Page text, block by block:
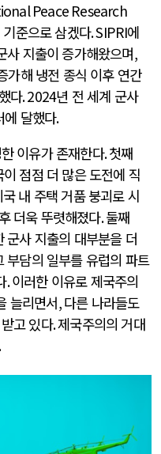
Peace Research
준으로 삼겠다. SIPRI에
사 지출이 증가해왔으며,
가해 냉전 종식 이후 연간
다. 2024년 전 세계 군사
에 달했다.
이유가 존재한다.첫째
점점 더 많은 도전에 직
내 주택 거품 붕괴로 시
더욱 뚜렷해졌다.둘째
군사 지출의 대부분을 더
부담의 일부를 유럽의 파트
.이러한 이유로 제국주의
늘리면서,다른 나라들도
고 있다.제국주의의 거대